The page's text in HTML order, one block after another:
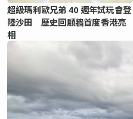
超級瑪利歐兄弟 40 週年試玩會登
陸沙田 歷史回顧牆首度香港亮
相